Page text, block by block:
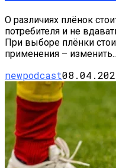
О различиях плёнок
потребителя и не
При выборе плёнки
применения –
newpodcast